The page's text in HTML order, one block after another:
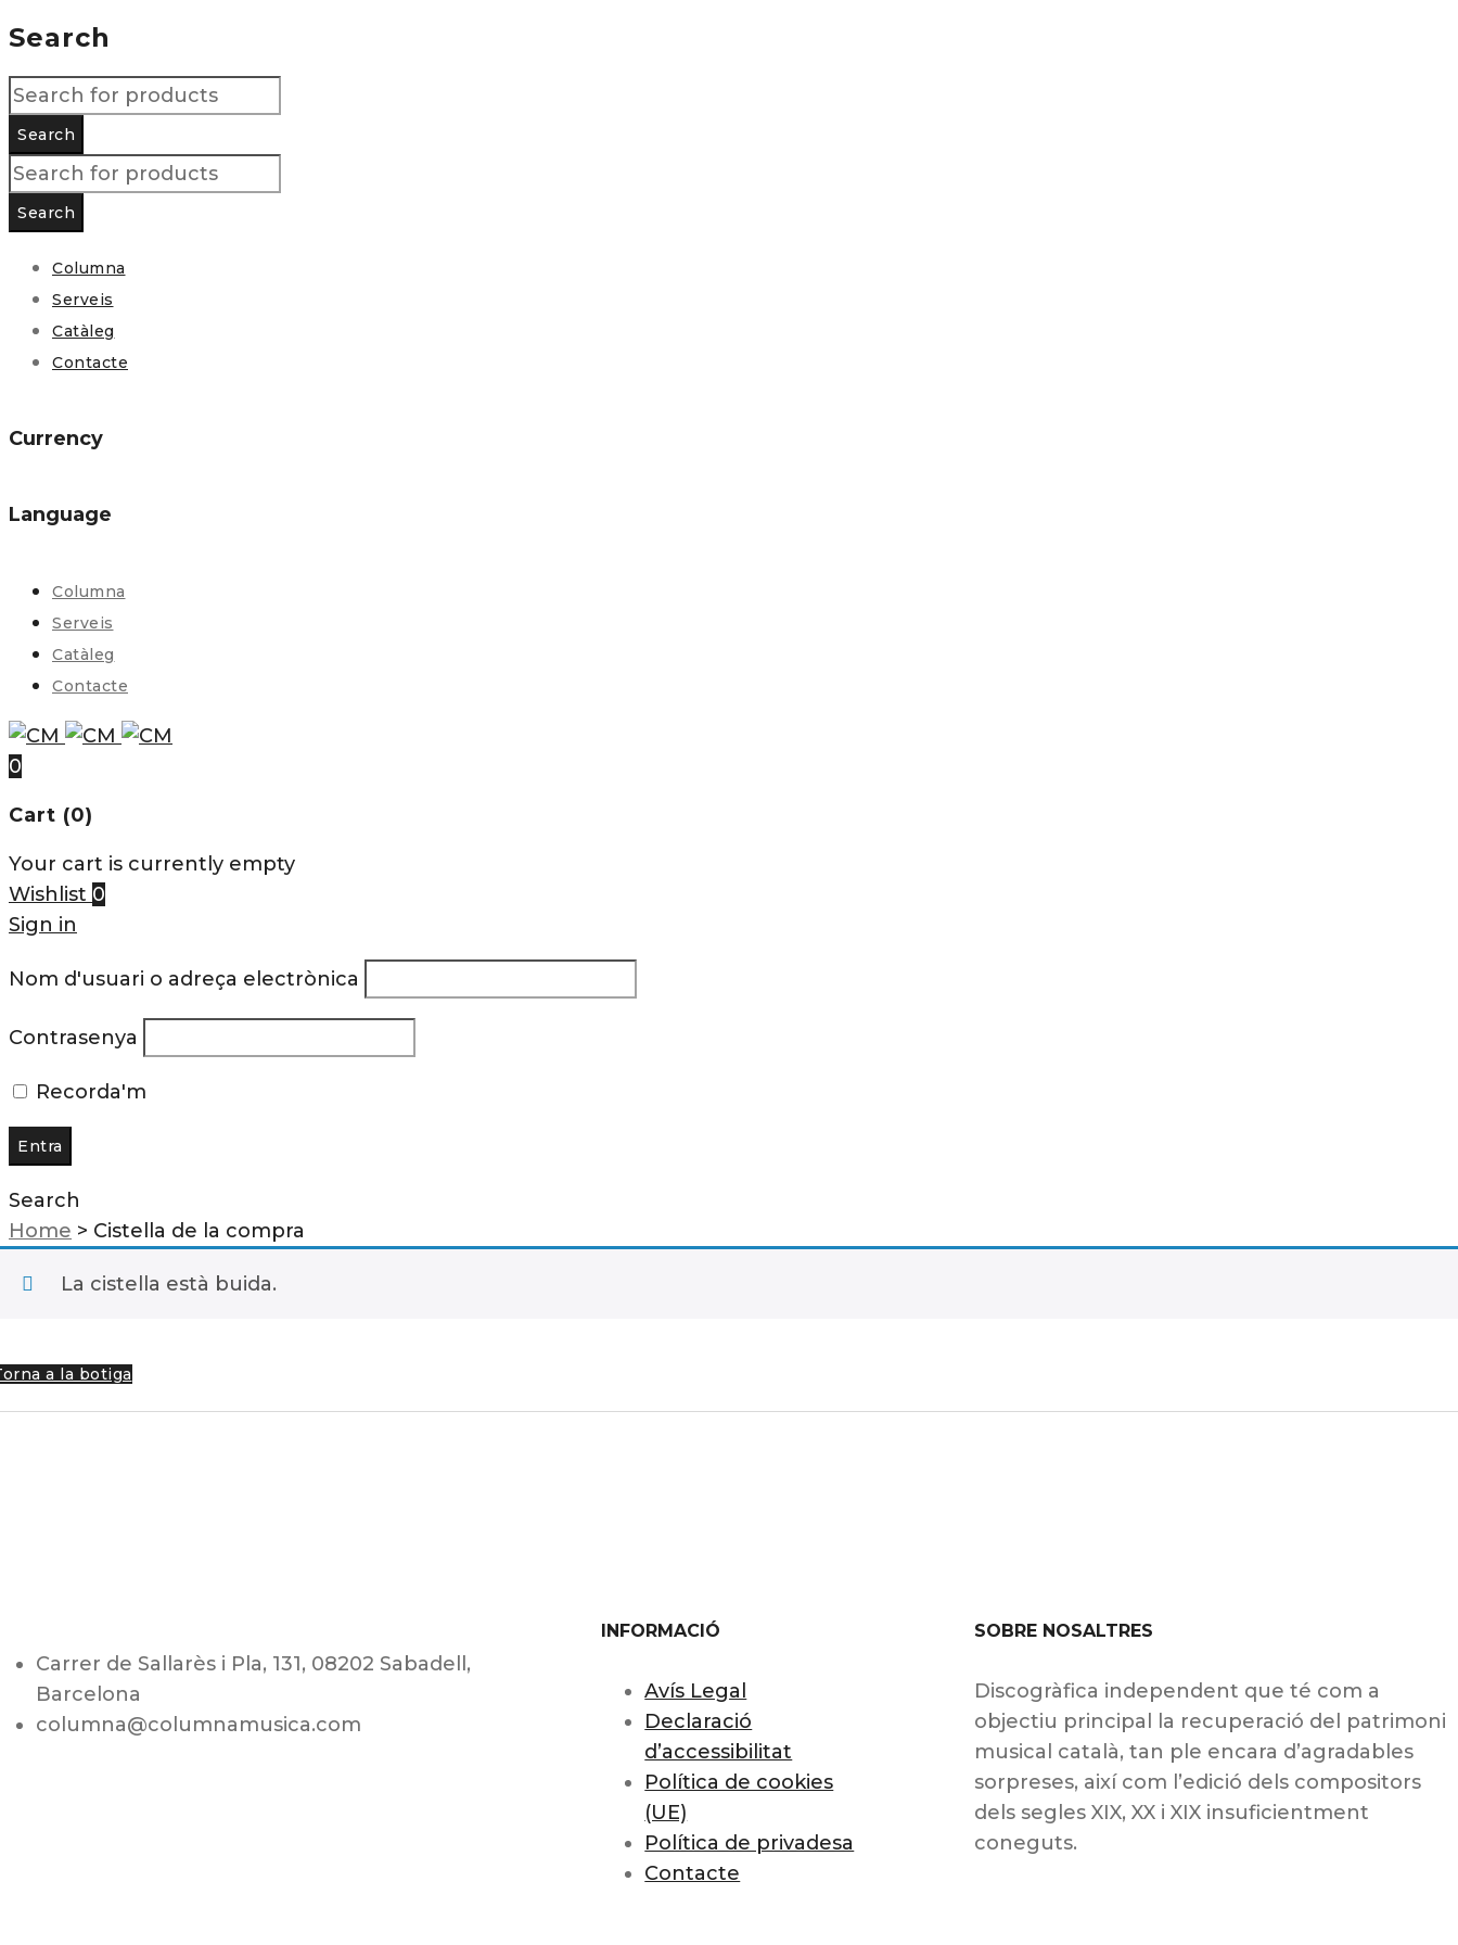
Search
Columna
Serveis
Catàleg
Contacte
Currency
Language
Columna
Serveis
Catàleg
Contacte
0
Cart (0)
Your cart is currently empty
Wishlist 0
Sign in
Nom d'usuari o adreça electrònica
Contrasenya
Recorda'm
Search
Home > Cistella de la compra
La cistella està buida.
a la botiga
Carrer de Sallarès i Pla, 131, 08202 Sabadell,
Barcelona
columna@columnamusica.com
INFORMACIÓ
Avís Legal
Declaració
d’accessibilitat
Política de cookies
(UE)
Política de privadesa
Contacte
SOBRE NOSALTRES
Discogràfica independent que té com a
objectiu principal la recuperació del patrimoni
musical català, tan ple encara d’agradables
sorpreses, així com l’edició dels compositors
dels segles XIX, XX i XIX insuficientment
coneguts.